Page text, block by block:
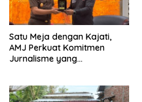
Satu Meja dengan Kajati,
AMJ Perkuat Komitmen
Jurnalisme yang